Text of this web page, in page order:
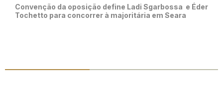
Convenção da oposição define Ladi Sgarbossa e Éder
Tochetto para concorrer à majoritária em Seara